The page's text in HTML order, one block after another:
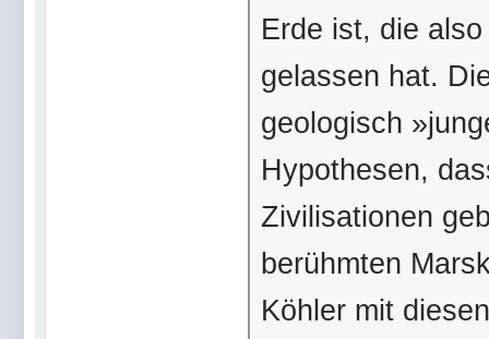
Erde ist, die
gelassen hat.
geologisch
Hypothesen,
Zivilisationen
berühmten
Köhler mit